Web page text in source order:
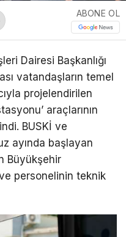
ABONE OL
Dairesi Başkanlığı
vatandaşların temel
projelendirilen
araçlarının
BUSKİ ve
ayında başlayan
Büyükşehir
personelinin teknik